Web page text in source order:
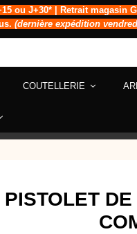
ou J+30* | Retrait magasin
(dernière expédition
COUTELLERIE
PISTOLET